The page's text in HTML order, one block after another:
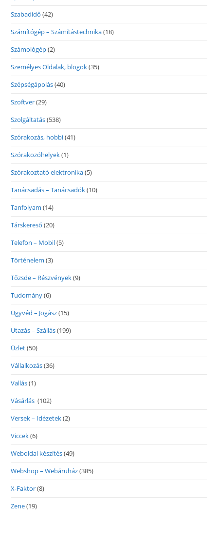
Szabadidő (42)
Számítógép – Számítástechnika(18)
Számológép(2)
Személyes Oldalak, blogok(35)
Szépségápolás(40)
Szoftver(29)
Szolgáltatás(538)
Szórakozás, hobbi(41)
Szórakozóhelyek(1)
Szórakoztató elektronika(5)
Tanácsadás – Tanácsadók(10)
Tanfolyam (14)
Társkereső (20)
Telefon – Mobil(5)
Történelem (3)
Tőzsde – Részvények(9)
Tudomány(6)
Ügyvéd – Jogász(15)
Utazás – Szállás(199)
Üzlet(50)
Vállalkozás(36)
Vallás(1)
Vásárlás (102)
Versek – Idézetek(2)
Viccek(6)
Weboldal készítés(49)
Webshop – Webáruház(385)
X-Faktor(8)
Zene(19)